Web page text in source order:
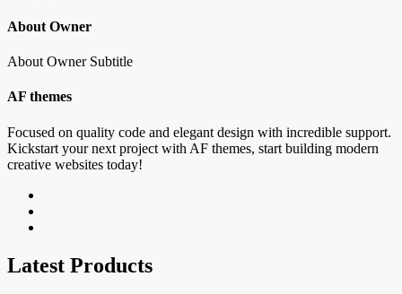
About Owner
About Owner Subtitle
AF themes
Focused on quality code and elegant design with incredible support.
Kickstart your next project with AF themes, start building modern
creative websites today!
Latest Products